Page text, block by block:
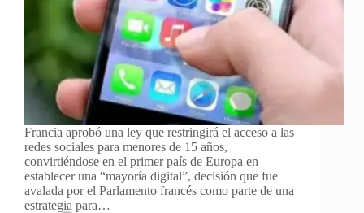
Francia aprobó una ley que restringirá el acceso a las
redes sociales para menores de 15 años,
convirtiéndose en el primer país de Europa en
establecer una “mayoría digital”, decisión que fue
avalada por el Parlamento francés como parte de una
estrategia para…